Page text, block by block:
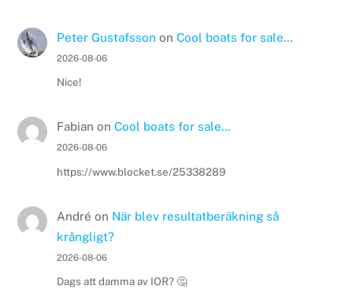
Peter Gustafsson on Cool boats for sale…
2026-08-06
Nice!
Fabian on Cool boats for sale…
2026-08-06
https://www.blocket.se/25338289
André on När blev resultatberäkning så
krångligt?
2026-08-06
Dags att damma av IOR? 🤔